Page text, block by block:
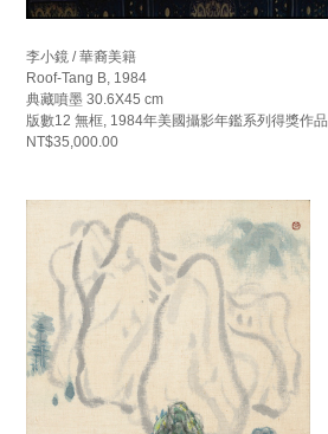
李小鏡 / 華裔美籍
Roof-Tang B, 1984
典藏噴墨 30.6X45 cm
版數12 無框, 1984年美國攝影年鑑系列得獎作品.
NT$35,000.00